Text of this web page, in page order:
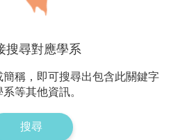
搜尋對應學系
稱，即可搜尋出包含此關鍵字
系等其他資訊。
搜尋